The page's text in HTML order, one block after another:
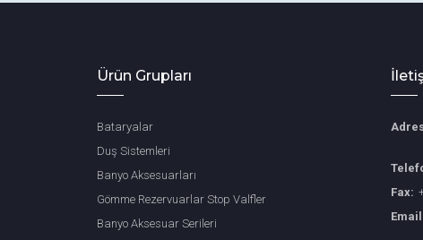
Ürün Grupları
Bataryalar
Duş Sistemleri
Banyo Aksesuarları
Gömme Rezervuarlar Stop Valfler
Banyo Aksesuar Serileri
Fax: